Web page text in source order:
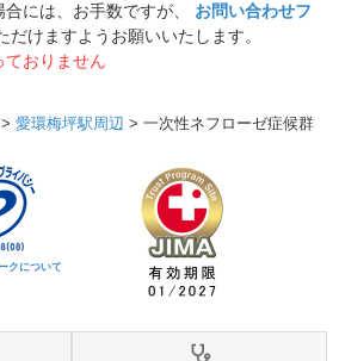
には、お手数ですが、 お問い合わせフ
だけますようお願いいたします。
おりません
> 愛環梅坪駅周辺 > 一次性ネフローゼ症候群
クについて